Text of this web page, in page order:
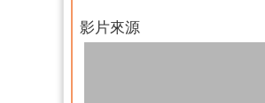
影片來源